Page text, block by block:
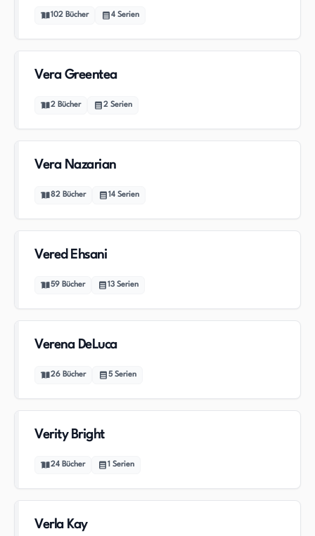
102 Bücher 4 Serien
Vera Greentea
2 Bücher 2 Serien
Vera Nazarian
82 Bücher 14 Serien
Vered Ehsani
59 Bücher 13 Serien
Verena DeLuca
26 Bücher 5 Serien
Verity Bright
24 Bücher 1 Serien
Verla Kay